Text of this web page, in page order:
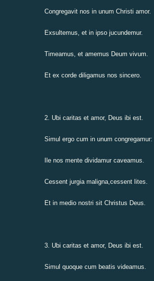
Congregavit nos in unum Christi amor.
Exsultemus, et in ipso jucundemur.
Timeamus, et amemus Deum vivum.
Et ex corde diligamus nos sincero.
2. Ubi caritas et amor, Deus ibi est.
Simul ergo cum in unum congregamur:
Ile nos mente dividamur caveamus.
Cessent jurgia maligna,cessent lites.
Et in medio nostri sit Christus Deus.
3. Ubi caritas et amor, Deus ibi est.
Simul quoque cum beatis videamus.